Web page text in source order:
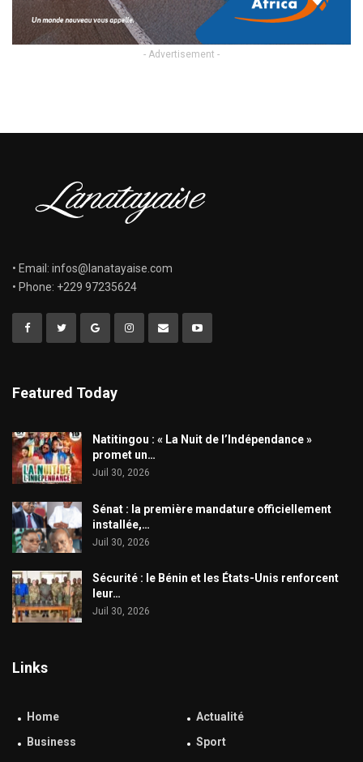
- Advertisement -
• Email: infos@lanatayaise.com
• Phone: +229 97235624
Featured Today
​Natitingou : « La Nuit de l’Indépendance »
promet un…
Juil 30, 2026
Sénat : la première mandature officiellement
installée,…
Juil 30, 2026
Sécurité : le Bénin et les États-Unis renforcent
leur…
Juil 30, 2026
Links
Home
Actualité
Business
Sport